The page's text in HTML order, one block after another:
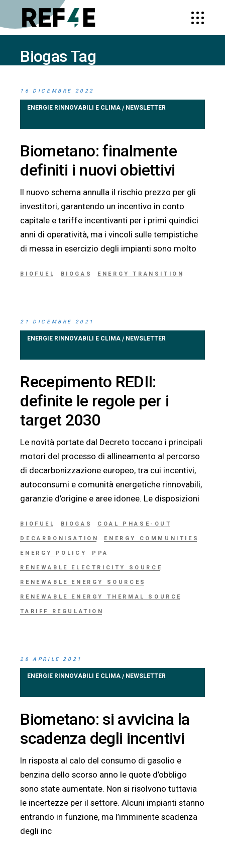
Biogas Tag
16 DICEMBRE 2022
ENERGIE RINNOVABILI E CLIMA / NEWSLETTER
Biometano: finalmente
definiti i nuovi obiettivi
Il nuovo schema annulla il rischio prezzo per gli
investitori, garantendo un incentivo in conto
capitale e tariffe incentivanti per i primi quindici
anni di operatività, ma i vincoli sulle tempistiche
di messa in esercizio degli impianti sono molto
BIOFUEL BIOGAS ENERGY TRANSITION
21 DICEMBRE 2021
ENERGIE RINNOVABILI E CLIMA / NEWSLETTER
Recepimento REDII:
definite le regole per i
target 2030
Le novità portate dal Decreto toccano i principali
motori del processo di allineamento al percorso
di decarbonizzazione europeo, tra cui incentivi,
autoconsumi e comunità energetiche rinnovabili,
garanzie d’origine e aree idonee. Le disposizioni
BIOFUEL BIOGAS COAL PHASE-OUT
DECARBONISATION ENERGY COMMUNITIES
ENERGY POLICY PPA
RENEWABLE ELECTRICITY SOURCE
RENEWABLE ENERGY SOURCES
RENEWABLE ENERGY THERMAL SOURCE
TARIFF REGULATION
28 APRILE 2021
ENERGIE RINNOVABILI E CLIMA / NEWSLETTER
Biometano: si avvicina la
scadenza degli incentivi
In risposta al calo del consumo di gasolio e
benzina dello scorso anno le quote d’obbligo
sono state aumentate. Non si risolvono tuttavia
le incertezze per il settore. Alcuni impianti stanno
entrando in funzione, ma l’imminente scadenza
degli inc